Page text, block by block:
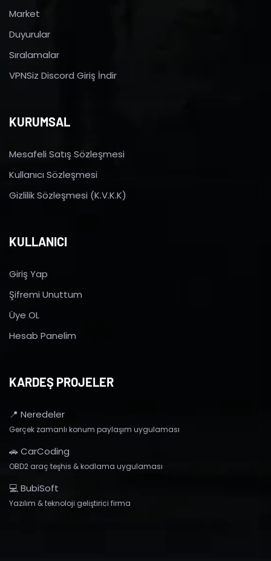
Market
Duyurular
Sıralamalar
VPNSiz Discord Giriş İndir
KURUMSAL
Mesafeli Satış Sözleşmesi
Kullanıcı Sözleşmesi
Gizlilik Sözleşmesi (K.V.K.K)
KULLANICI
Giriş Yap
Şifremi Unuttum
Üye OL
Hesab Panelim
KARDEŞ PROJELER
📍 Neredeler
Gerçek zamanlı konum paylaşım uygulaması
🚗 CarCoding
OBD2 araç teşhis & kodlama uygulaması
💻 BubiSoft
Yazılım & teknoloji geliştirici firma